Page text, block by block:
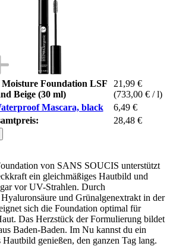
Moisture Foundation LSF
Beige (30 ml)
21,99 €
(733,00 € / l)
Mascara, black
6,49 €
28,48 €
von SANS SOUCIS unterstützt
ein gleichmäßiges Hautbild und
vor UV-Strahlen. Durch
und Grünalgenextrakt in der
sich die Foundation optimal für
Das Herzstück der Formulierung bildet
Baden-Baden. Im Nu kannst du ein
genießen, den ganzen Tag lang.